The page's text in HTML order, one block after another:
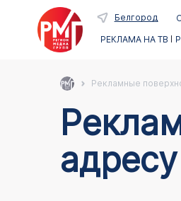
Белгород
РЕКЛАМА НА ТВ
Рекламные
Реклама на медиафасадах в Белгороде по